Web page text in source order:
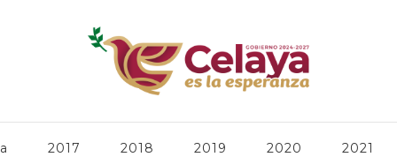
2017 2018 2019 2020 2021